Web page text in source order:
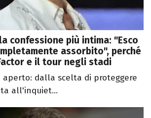
confessione più intima: "Esco
assorbito", perché
e il tour negli stadi
aperto: dalla scelta di proteggere
all'inquiet...